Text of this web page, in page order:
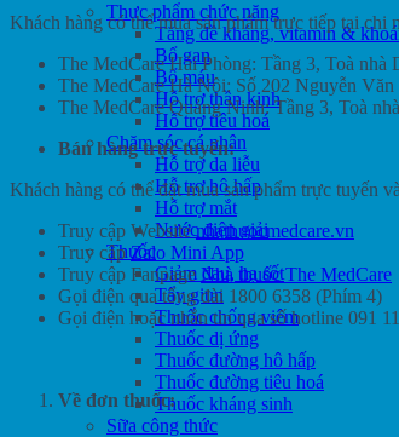
Thực phẩm chức năng
Tăng đề kháng, vitamin &
Bổ gan
Bổ máu
Hỗ trợ thần kinh
Hỗ trợ tiêu hoá
Chăm sóc cá nhân
Hỗ trợ da liễu
Hỗ trợ hô hấp
Hỗ trợ mắt
Nước điện giải
Thuốc
Giảm đau, hạ sốt
Tẩy giun
Thuốc chống viêm
Thuốc dị ứng
Thuốc đường hô hấp
Thuốc đường tiêu hoá
Thuốc kháng sinh
Sữa công thức
Khách hàng có thể mua sản phẩm trực tiếp tại chi
The MedCare Hải Phòng: Tầng 3, Toà
The MedCare Hà Nội: Số 202 Nguyễn
The MedCare Quảng Ninh: Tầng 3, Toà
Bán hàng trực tuyến:
Khách hàng có thể đặt mua sản phẩm trực tuyến
Truy cập Websitenhathuocmedcare.vn
Truy cậpZalo Mini App
Truy cập FanpageNhà thuốc The MedCare
Gọi điện qua tổng đài 1800 6358 (Phím 4)
Gọi điện hoặc nhắn tin qua số hotline 091
Về đơn thuốc: